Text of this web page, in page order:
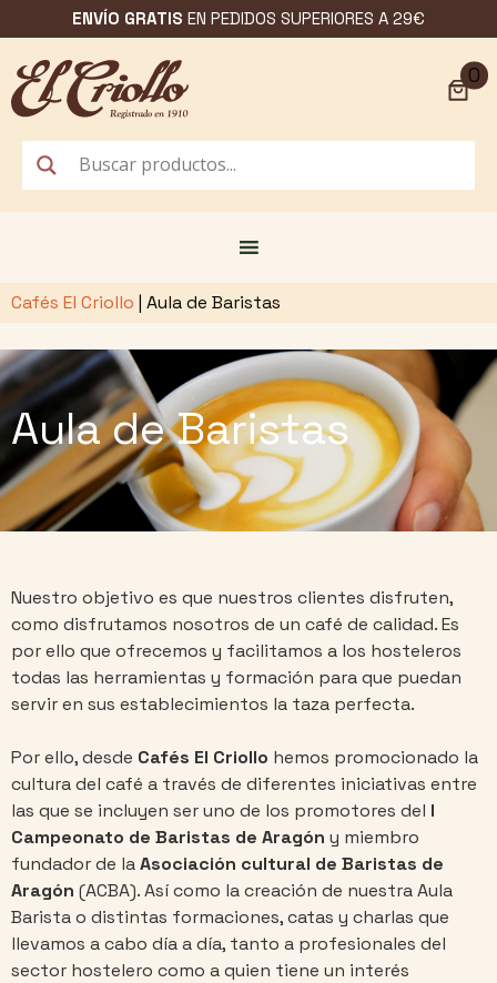
al
contenido
ENVÍO GRATIS EN PEDIDOS SUPERIORES A 29€
0
Cafés El Criollo | Aula de Baristas
Aula de Baristas
Nuestro objetivo es que nuestros clientes disfruten,
como disfrutamos nosotros de un café de calidad. Es
por ello que ofrecemos y facilitamos a los hosteleros
todas las herramientas y formación para que puedan
servir en sus establecimientos la taza perfecta.
Por ello, desde Cafés El Criollo hemos promocionado la
cultura del café a través de diferentes iniciativas entre
las que se incluyen ser uno de los promotores del I
Campeonato de Baristas de Aragón y miembro
fundador de laAsociación cultural de Baristas de
Aragón (ACBA). Así como la creación de nuestra Aula
Barista o distintas formaciones, catas y charlas que
llevamos a cabo día a día, tanto a profesionales del
sector hostelero como a quien tiene un interés